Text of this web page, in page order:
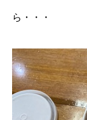
ら・・・